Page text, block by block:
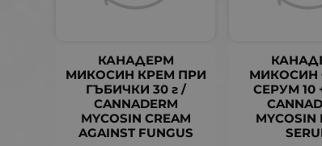
КАНАДЕРМ
МИКОСИН КРЕМ ПРИ
ГЪБИЧКИ 30 г /
CANNADERM
MYCOSIN CREAM
AGAINST FUNGUS
МИКОСИН
СЕРУМ 10
MYCOSIN